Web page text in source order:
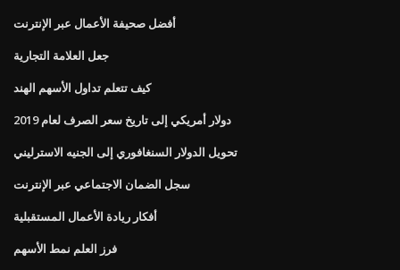
أفضل صحيفة الأعمال عبر الإنترنت
جعل العلامة التجارية
كيف تتعلم تداول الأسهم الهند
دولار أمريكي إلى تاريخ سعر الصرف لعام 2019
تحويل الدولار السنغافوري إلى الجنيه الاسترليني
سجل الضمان الاجتماعي عبر الإنترنت
أفكار ريادة الأعمال المستقبلية
فرز العلم نمط الأسهم